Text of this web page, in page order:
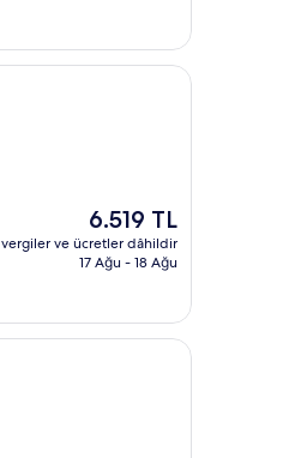
Güncel
fiyat:
6.519 TL
6.519 TL
vergiler ve ücretler dâhildir
17 Ağu - 18 Ağu